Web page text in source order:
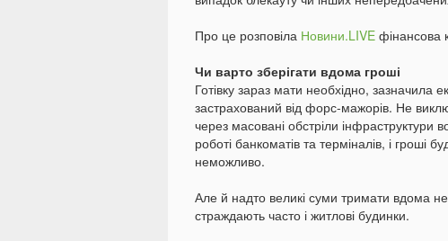
Про це розповіла Новини.LIVE фінансова
Чи варто зберігати вдома гроші
Готівку зараз мати необхідно, зазначила
застрахований від форс-мажорів. Не
через масовані обстріли
роботі банкоматів та терміналів, і гроші
неможливо.
Але й надто великі суми тримати вдома
страждають часто і житлові будинки.